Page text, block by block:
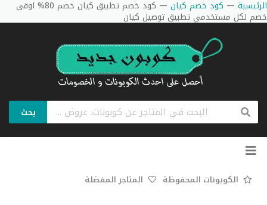
الرئيسية — كود خصم كيان — كود خصم تطبيق كيان خصم 80% اوقى
خصم لكل مستخدمي تطبيق توصيل كيان
بحث
تخطي
الكوبونات المحفوظة المتاجر المفضلة